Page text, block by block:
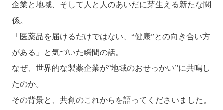
企業と地域、そして人と人のあいだに芽生える新たな関
係。
「医薬品を届けるだけではない、“健康”との向き合い方
がある」と気づいた瞬間の話。
なぜ、世界的な製薬企業が“地域のおせっかい”に共鳴し
たのか。
その背景と、共創のこれからを語ってくださいました。